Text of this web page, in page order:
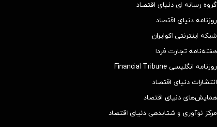
گروه رسانه ای دنیای اقتصاد
روزنامه دنیای اقتصاد
شبکه اینترنتی اکوایران
هفته‌نامه تجارت فردا
روزنامه انگلیسی Financial Tribune
انتشارات دنیای اقتصاد
همایش‌های دنیای اقتصاد
مرکز نوآوری و شتابدهی دنیای اقتصاد